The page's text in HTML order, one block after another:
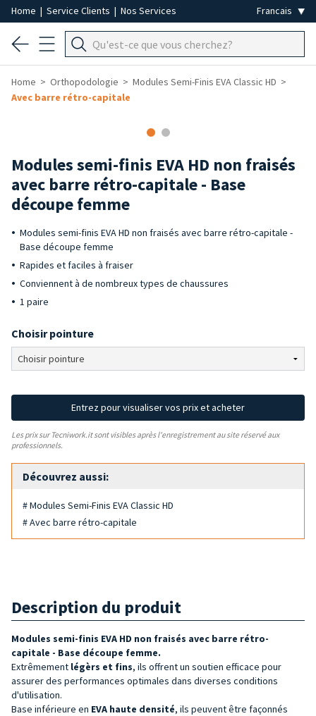
Home | Service Clients | Nos Services
Home Orthopodologie
Modules Semi-Finis EVA Classic HD
Avec barre rétro-capitale
Modules semi-finis EVA HD non fraisés
avec barre rétro-capitale - Base
découpe femme
Modules semi-finis EVA HD non fraisés avec barre rétro-capitale -
Base découpe femme
Rapides et faciles à fraiser
Conviennent à de nombreux types de chaussures
1 paire
Choisir pointure
Entrez pour visualiser vos prix et acheter
Les prix sur Tecniwork.it sont visibles après l'enregistrement au site réservé aux
professionnels.
Découvrez aussi:
# Modules Semi-Finis EVA Classic HD
# Avec barre rétro-capitale
Description du produit
Modules semi-finis EVA HD non fraisés avec barre rétro-
capitale - Base découpe femme.
Extrêmement légèrs et fins, ils offrent un soutien efficace pour
assurer des performances optimales dans diverses conditions
d'utilisation.
Base inférieure en EVA haute densité, ils peuvent être façonnés